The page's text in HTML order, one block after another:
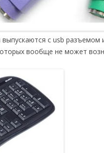
с usb
вообще не может